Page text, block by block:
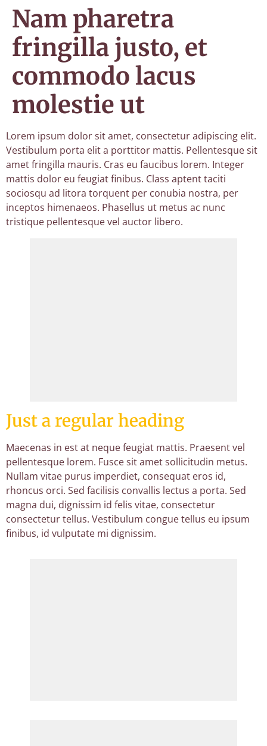
Nam pharetra
fringilla justo, et
commodo lacus
molestie ut
Lorem ipsum dolor sit amet, consectetur adipiscing elit.
Vestibulum porta elit a porttitor mattis. Pellentesque sit
amet fringilla mauris. Cras eu faucibus lorem. Integer
mattis dolor eu feugiat finibus. Class aptent taciti
sociosqu ad litora torquent per conubia nostra, per
inceptos himenaeos. Phasellus ut metus ac nunc
tristique pellentesque vel auctor libero.
Just a regular heading
Maecenas in est at neque feugiat mattis. Praesent vel
pellentesque lorem. Fusce sit amet sollicitudin metus.
Nullam vitae purus imperdiet, consequat eros id,
rhoncus orci. Sed facilisis convallis lectus a porta. Sed
magna dui, dignissim id felis vitae, consectetur
consectetur tellus. Vestibulum congue tellus eu ipsum
finibus, id vulputate mi dignissim.